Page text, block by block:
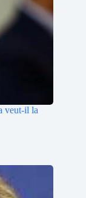
veut-il la